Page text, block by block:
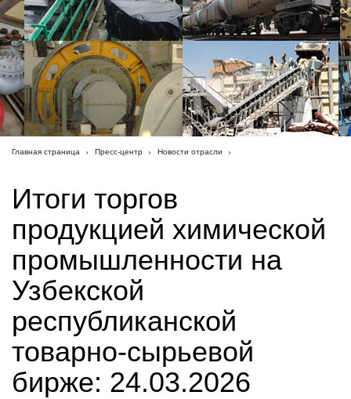
Главная страница Пресс-центр Новости отрасли
Итоги торгов
продукцией химической
промышленности на
Узбекской
республиканской
товарно-сырьевой
бирже: 24.03.2026